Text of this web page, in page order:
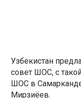
Узбекистан
совет ШОС, с
ШОС в
Мирзиёев.